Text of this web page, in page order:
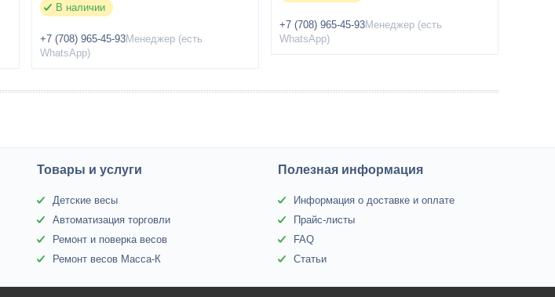
В наличии
+7 (708) 965-45-93Менеджер (есть
WhatsApp)
+7 (708) 965-45-93Менеджер (есть
WhatsApp)
Товары и услуги
Детские весы
Автоматизация торговли
Ремонт и поверка весов
Ремонт весов Масса-К
Полезная информация
Информация о доставке и оплате
Прайс-листы
FAQ
Статьи